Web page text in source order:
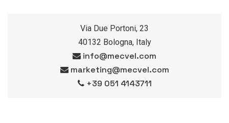
Via Due Portoni, 23
40132 Bologna, Italy
info@mecvel.com
marketing@mecvel.com
+39 051 4143711